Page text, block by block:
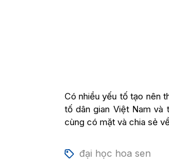
Có nhiều yếu tố tạo nên
tố dân gian Việt Nam và
cùng có mặt và chia sẻ
đại học hoa sen